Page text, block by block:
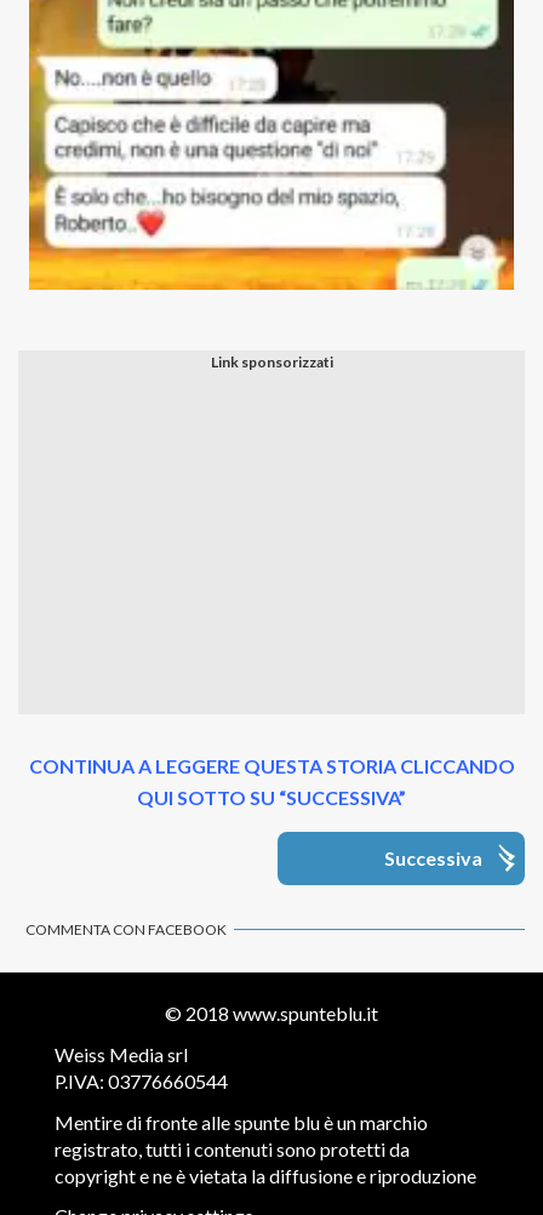
CONTINUA A LEGGERE QUESTA STORIA CLICCANDO
QUI SOTTO SU “SUCCESSIVA”
Successiva
COMMENTA CON FACEBOOK
© 2018 www.spunteblu.it
Weiss Media srl
P.IVA: 03776660544
Mentire di fronte alle spunte blu è un marchio
registrato, tutti i contenuti sono protetti da
copyright e ne è vietata la diffusione e riproduzione